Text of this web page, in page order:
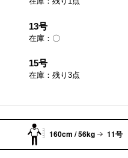
13号
在庫：〇
15号
在庫：残り3点
160cm / 56kg 11号